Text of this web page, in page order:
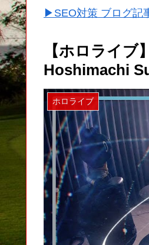
▶SEO対策 ブログ記
【ホロライ
Hoshimachi
ホロライブ